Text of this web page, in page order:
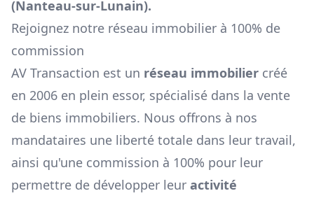
(Nanteau-sur-Lunain).
Rejoignez notre réseau immobilier à 100% de
commission
AV Transaction est un réseau immobilier créé
en 2006 en plein essor, spécialisé dans la vente
de biens immobiliers. Nous offrons à nos
mandataires une liberté totale dans leur travail,
ainsi qu'une commission à 100% pour leur
permettre de développer leur activité